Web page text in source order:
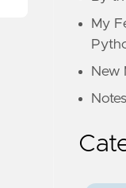
My
New